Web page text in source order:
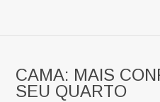
CAMA: MAIS
SEU QUARTO